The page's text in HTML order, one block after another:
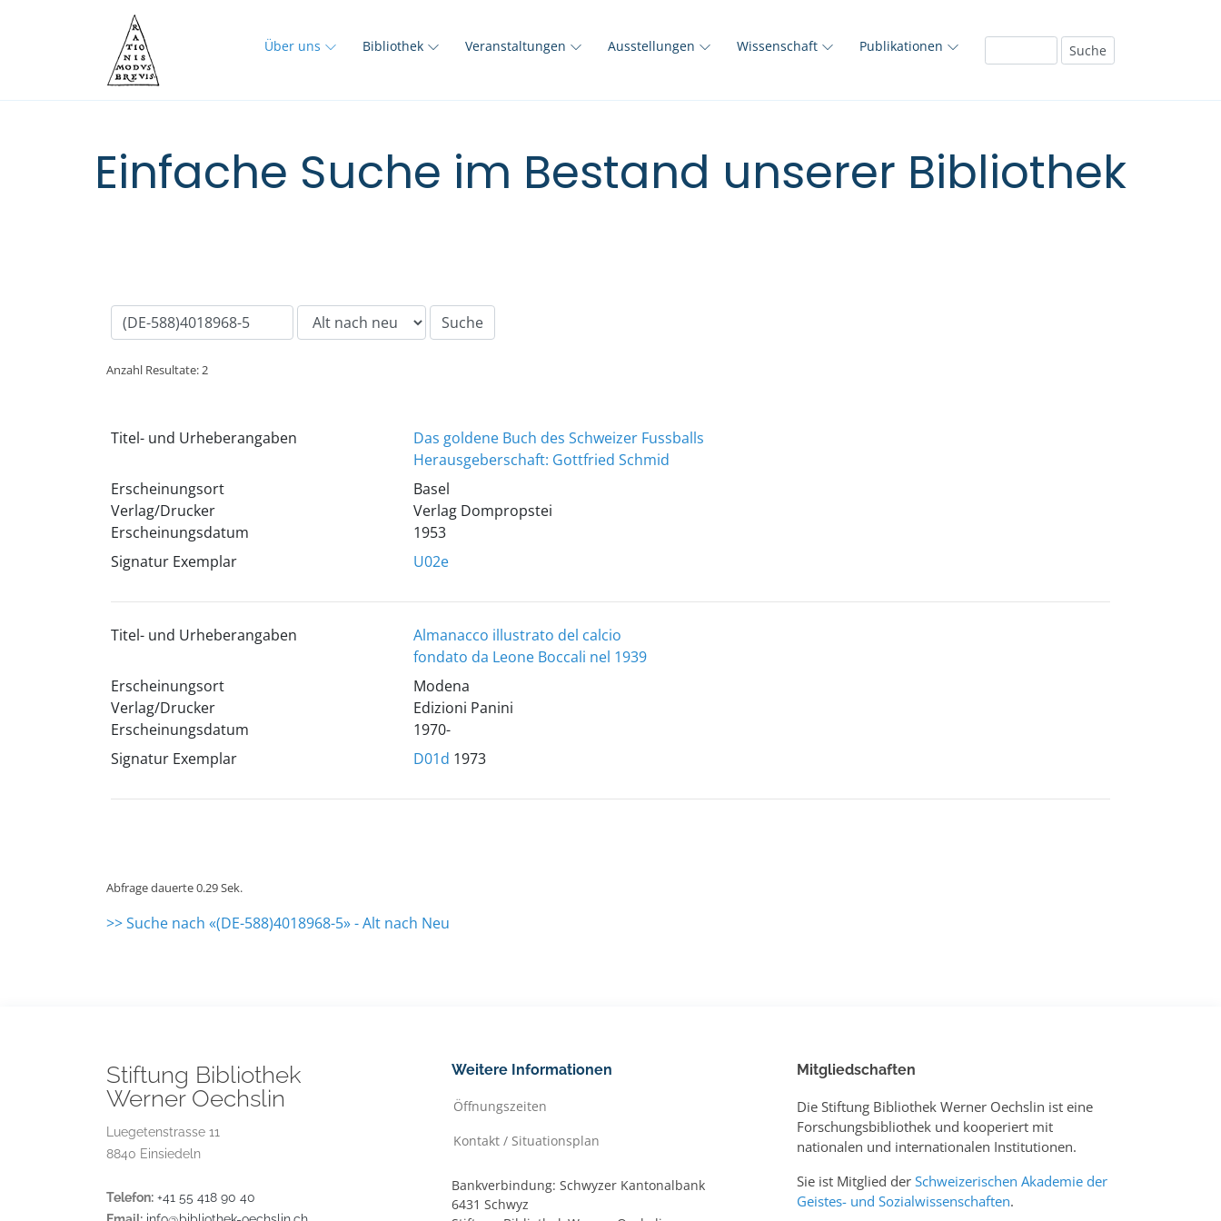
Über uns Bibliothek Veranstaltungen Ausstellungen Wissenschaft Publikationen
Einfache Suche im Bestand unserer Bibliothek
Anzahl Resultate: 2
Titel- und Urheberangaben
Das goldene Buch des Schweizer Fussballs
Herausgeberschaft: Gottfried Schmid
Erscheinungsort
Verlag/Drucker
Erscheinungsdatum
Basel
Verlag Dompropstei
1953
Signatur Exemplar
U02e
Titel- und Urheberangaben
Almanacco illustrato del calcio
fondato da Leone Boccali nel 1939
Erscheinungsort
Verlag/Drucker
Erscheinungsdatum
Modena
Edizioni Panini
1970-
Signatur Exemplar
D01d 1973
Abfrage dauerte 0.29 Sek.
>> Suche nach «(DE-588)4018968-5» - Alt nach Neu
Stiftung Bibliothek
Werner Oechslin
Luegetenstrasse 11
8840 Einsiedeln
Telefon: +41 55 418 90 40
Weitere Informationen
Öffnungszeiten
Kontakt / Situationsplan
Bankverbindung: Schwyzer Kantonalbank
6431 Schwyz
Mitgliedschaften
Die Stiftung Bibliothek Werner Oechslin ist eine
Forschungsbibliothek und kooperiert mit
nationalen und internationalen Institutionen.
Sie ist Mitglied der Schweizerischen Akademie der
Geistes- und Sozialwissenschaften.